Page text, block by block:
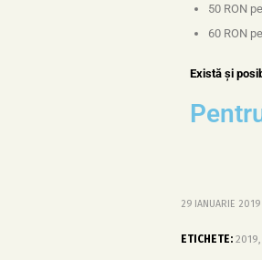
50 RON
60 RON
Există și
29 IANUARIE 2019
ETICHETE: 2019,